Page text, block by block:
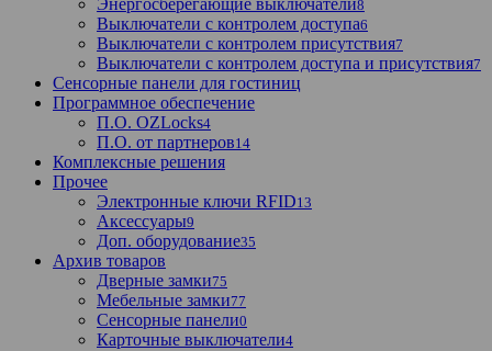
Энергосберегающие выключатели8
Выключатели с контролем доступа6
Выключатели с контролем присутствия7
Выключатели с контролем доступа и присутствия7
Сенсорные панели для гостиниц
Программное обеспечение
П.О. OZLocks4
П.О. от партнеров14
Комплексные решения
Прочее
Электронные ключи RFID13
Аксессуары9
Доп. оборудование35
Архив товаров
Дверные замки75
Мебельные замки77
Сенсорные панели0
Карточные выключатели4